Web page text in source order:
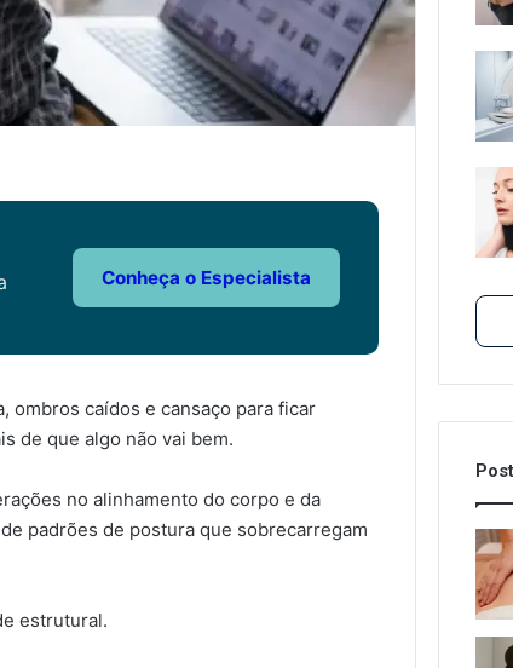
Conheça o Especialista
ombros caídos e cansaço para ficar
de que algo não vai bem.
no alinhamento do corpo e da
padrões de postura que sobrecarregam
estrutural.